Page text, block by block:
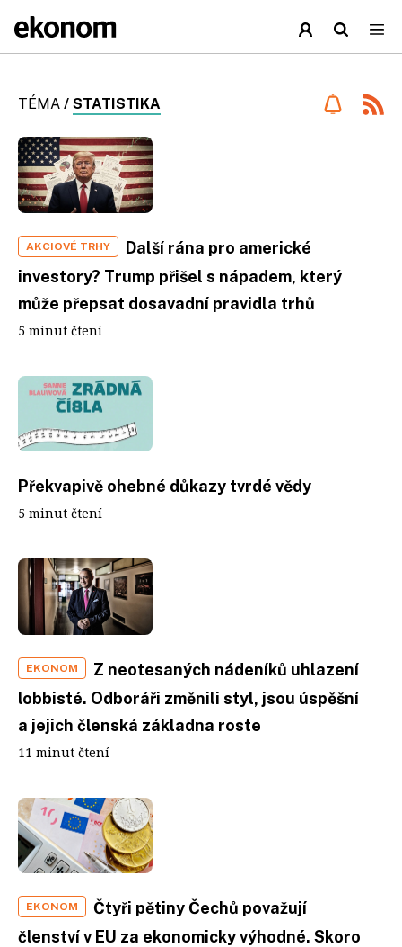
TÉMA / STATISTIKA
AKCIOVÉ TRHY
Další rána pro americké
investory? Trump přišel s nápadem, který
může přepsat dosavadní pravidla trhů
5 minut čtení
Překvapivě ohebné důkazy tvrdé vědy
5 minut čtení
EKONOM
Z neotesaných nádeníků uhlazení
lobbisté. Odboráři změnili styl, jsou úspěšní
a jejich členská základna roste
11 minut čtení
EKONOM
Čtyři pětiny Čechů považují
členství v EU za ekonomicky výhodné. Skoro